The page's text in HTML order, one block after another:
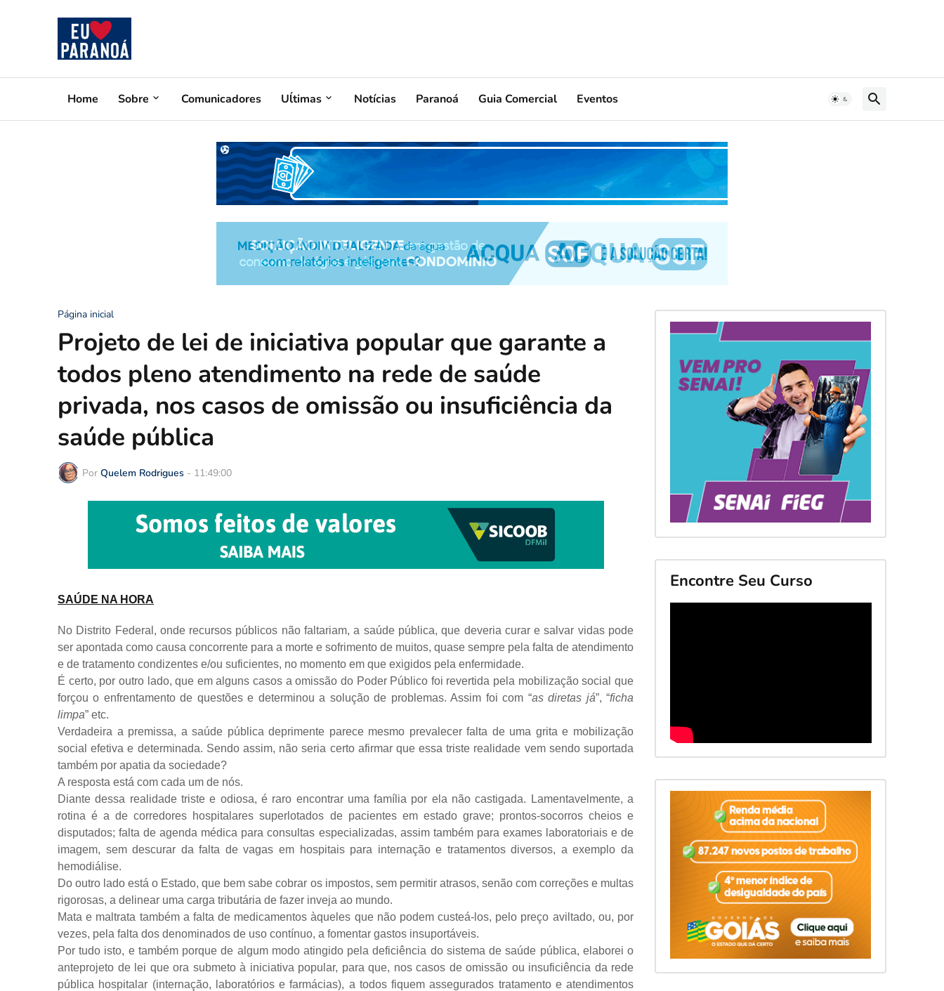
Home Sobre Comunicadores Uĺtimas Notícias Paranoá Guia Comercial Eventos
Página inicial
Projeto de lei de iniciativa popular que garante a
todos pleno atendimento na rede de saúde
privada, nos casos de omissão ou insuficiência da
saúde pública
Por Quelem Rodrigues - 11:49:00
SAÚDE NA HORA
No Distrito Federal, onde recursos públicos não faltariam, a saúde pública, que deveria curar e salvar vidas pode
ser apontada como causa concorrente para a morte e sofrimento de muitos, quase sempre pela falta de atendimento
e de tratamento condizentes e/ou suficientes, no momento em que exigidos pela enfermidade.
É certo, por outro lado, que em alguns casos a omissão do Poder Público foi revertida pela mobilização social que
forçou o enfrentamento de questões e determinou a solução de problemas. Assim foi com “as diretas já”, “ficha
limpa” etc.
Verdadeira a premissa, a saúde pública deprimente parece mesmo prevalecer falta de uma grita e mobilização
social efetiva e determinada. Sendo assim, não seria certo afirmar que essa triste realidade vem sendo suportada
também por apatia da sociedade?
A resposta está com cada um de nós.
Diante dessa realidade triste e odiosa, é raro encontrar uma família por ela não castigada. Lamentavelmente, a
rotina é a de corredores hospitalares superlotados de pacientes em estado grave; prontos-socorros cheios e
disputados; falta de agenda médica para consultas especializadas, assim também para exames laboratoriais e de
imagem, sem descurar da falta de vagas em hospitais para internação e tratamentos diversos, a exemplo da
hemodiálise.
Do outro lado está o Estado, que bem sabe cobrar os impostos, sem permitir atrasos, senão com correções e multas
rigorosas, a delinear uma carga tributária de fazer inveja ao mundo.
Mata e maltrata também a falta de medicamentos àqueles que não podem custeá-los, pelo preço aviltado, ou, por
vezes, pela falta dos denominados de uso contínuo, a fomentar gastos insuportáveis.
Por tudo isto, e também porque de algum modo atingido pela deficiência do sistema de saúde pública, elaborei o
anteprojeto de lei que ora submeto à iniciativa popular, para que, nos casos de omissão ou insuficiência da rede
pública hospitalar (internação, laboratórios e farmácias), a todos fiquem assegurados tratamento e atendimentos
Encontre Seu Curso